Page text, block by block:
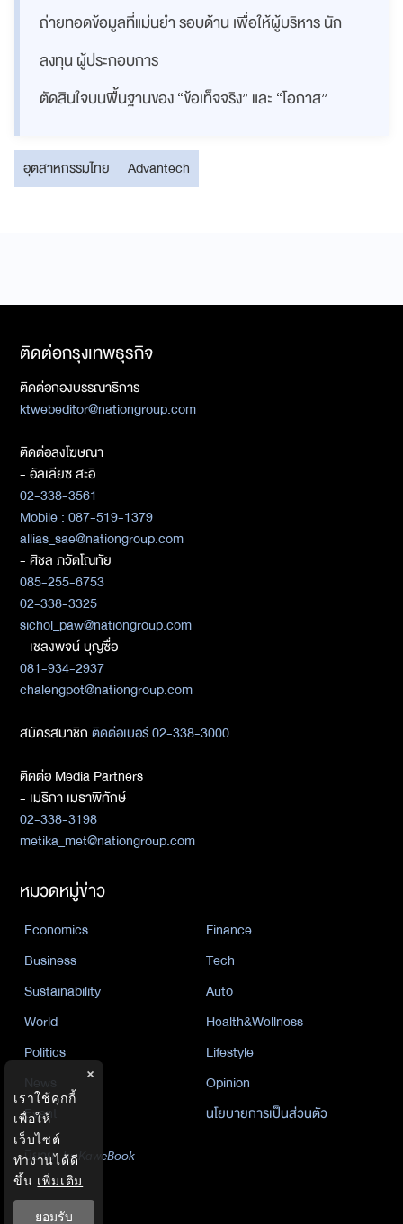
ถ่ายทอดข้อมูลที่แม่นยำ รอบด้าน เพื่อให้ผู้บริหาร นัก
ลงทุน ผู้ประกอบการ
ตัดสินใจบนพื้นฐานของ “ข้อเท็จจริง” และ “โอกาส”
อุตสาหกรรมไทย Advantech
ติดต่อกรุงเทพธุรกิจ
ติดต่อกองบรรณาธิการ
ktwebeditor@nationgroup.com
ติดต่อลงโฆษณา
- อัลเลียซ สะอิ
02-338-3561
Mobile : 087-519-1379
allias_sae@nationgroup.com
- ศิชล ภวัตโณทัย
085-255-6753
02-338-3325
sichol_paw@nationgroup.com
- เชลงพจน์ บุญซื่อ
081-934-2937
chalengpot@nationgroup.com
สมัครสมาชิกติดต่อเบอร์ 02-338-3000
ติดต่อ Media Partners
- เมธิกา เมธาพิทักษ์
02-338-3198
metika_met@nationgroup.com
หมวดหมู่ข่าว
Economics
Finance
Business
Tech
Sustainability
Auto
World
Health&Wellness
Politics
Lifestyle
Opinion
Event
นโยบายการเป็นส่วนตัว
นิยาย by KaweBook
พาร์ทเนอร์
×
เราใช้คุกกี้
เพื่อให้
เว็บไซต์
ทำงานได้ดี
ขึ้น เพิ่มเติม
ยอมรับ